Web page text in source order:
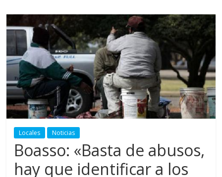
Locales Noticias
Boasso: «Basta de abusos,
hay que identificar a los